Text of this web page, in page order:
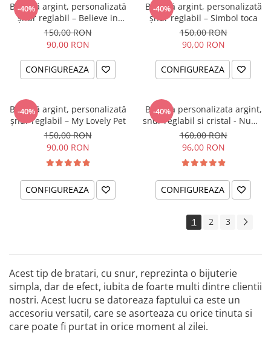
-40%
Brățară argint, personalizată
șnur reglabil – Believe in
Yourself
150,00 RON
90,00 RON
CONFIGUREAZA
-40%
Brățară argint, personalizată
șnur reglabil – Simbol toca
150,00 RON
90,00 RON
CONFIGUREAZA
-40%
Brățară argint, personalizată
șnur reglabil – My Lovely Pet
150,00 RON
90,00 RON
CONFIGUREAZA
-40%
Bratara personalizata argint,
snur reglabil si cristal - Nume
si Fluturas
160,00 RON
96,00 RON
CONFIGUREAZA
1 2 3
Acest tip de bratari, cu snur, reprezinta o bijuterie
simpla, dar de efect, iubita de foarte multi dintre clientii
nostri. Acest lucru se datoreaza faptului ca este un
accesoriu versatil, care se asorteaza cu orice tinuta si
care poate fi purtat in orice moment al zilei.